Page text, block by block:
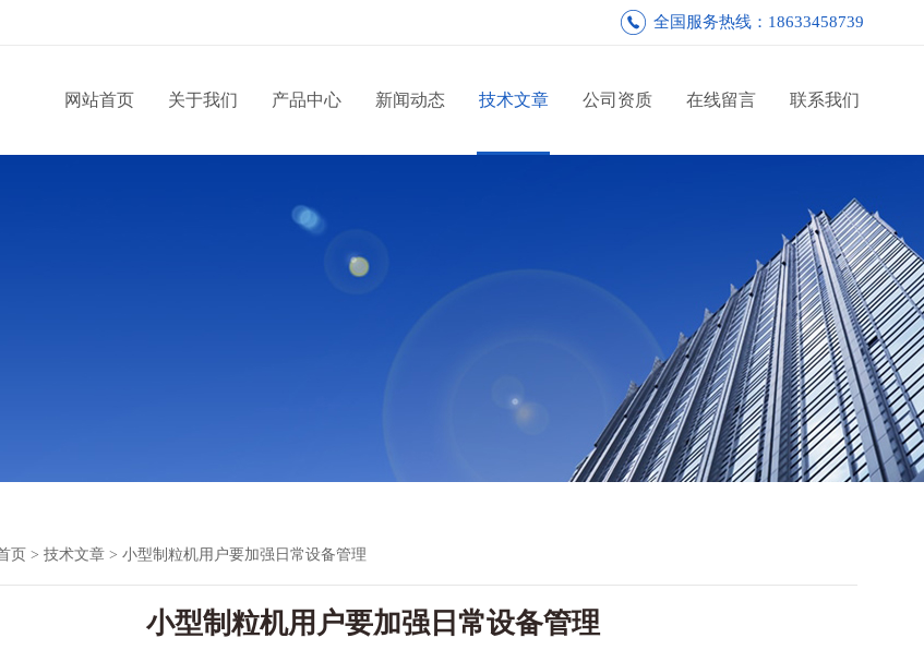
全国服务热线：18633458739
网站首页 关于我们 产品中心 新闻动态 技术文章 公司资质 在线留言 联系我们
页 > 技术文章 > 小型制粒机用户要加强日常设备管理
小型制粒机用户要加强日常设备管理